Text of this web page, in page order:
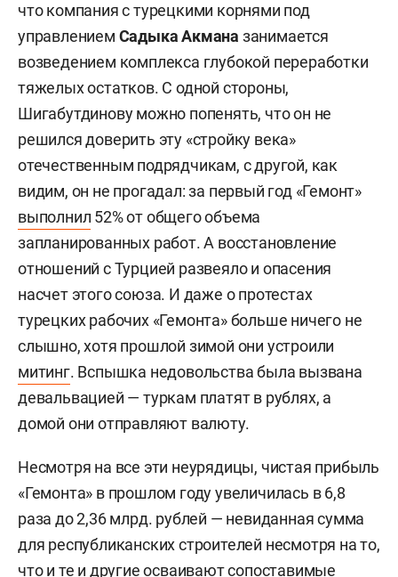
что компания с турецкими корнями под
управлением Садыка Акмана занимается
возведением комплекса глубокой переработки
тяжелых остатков. С одной стороны,
Шигабутдинову можно попенять, что он не
решился доверить эту «стройку века»
отечественным подрядчикам, с другой, как
видим, он не прогадал: за первый год «Гемонт»
выполнил 52% от общего объема
запланированных работ. А восстановление
отношений с Турцией развеяло и опасения
насчет этого союза. И даже о протестах
турецких рабочих «Гемонта» больше ничего не
слышно, хотя прошлой зимой они устроили
митинг. Вспышка недовольства была вызвана
девальвацией — туркам платят в рублях, а
домой они отправляют валюту.
Несмотря на все эти неурядицы, чистая прибыль
«Гемонта» в прошлом году увеличилась в 6,8
раза до 2,36 млрд. рублей — невиданная сумма
для республиканских строителей несмотря на то,
что и те и другие осваивают сопоставимые